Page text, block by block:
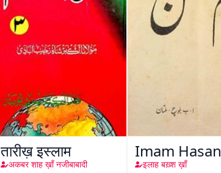
तारीख़ इस्लाम
अकबर शाह ख़ाँ नजीबाबादी
Imam Hasan
इलाह बख़्श ख़ाँ